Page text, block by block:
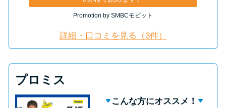
Promotion by SMBCモビット
詳細・口コミを見る（3件）
プロミス
こんな方にオススメ！